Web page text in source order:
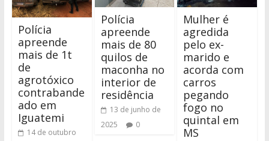
Polícia
apreende
mais de 1t
de
agrotóxico
contrabande
ado em
Iguatemi
14 de outubro
Polícia
apreende
mais de 80
quilos de
maconha no
interior de
residência
13 de junho de
2025
0
Mulher é
agredida
pelo ex-
marido e
acorda com
carros
pegando
fogo no
quintal em
MS